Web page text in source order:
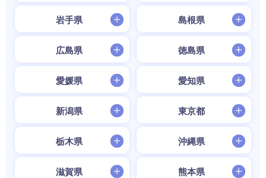
岩手県 島根県
広島県 徳島県
愛媛県 愛知県
新潟県 東京都
栃木県 沖縄県
滋賀県 熊本県